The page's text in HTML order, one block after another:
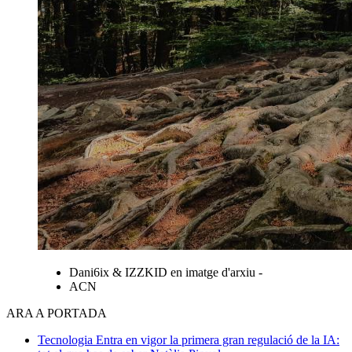
Dani6ix & IZZKID en imatge d'arxiu -
ACN
ARA A PORTADA
Tecnologia Entra en vigor la primera gran regulació de la IA: